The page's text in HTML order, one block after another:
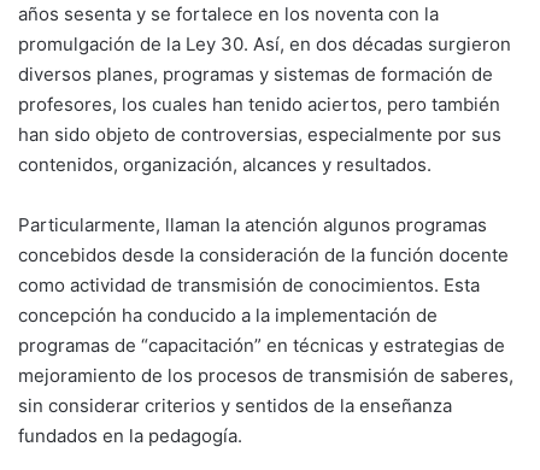
años sesenta y se fortalece en los noventa con la
promulgación de la Ley 30. Así, en dos décadas surgieron
diversos planes, programas y sistemas de formación de
profesores, los cuales han tenido aciertos, pero también
han sido objeto de controversias, especialmente por sus
contenidos, organización, alcances y resultados.
Particularmente, llaman la atención algunos programas
concebidos desde la consideración de la función docente
como actividad de transmisión de conocimientos. Esta
concepción ha conducido a la implementación de
programas de “capacitación” en técnicas y estrategias de
mejoramiento de los procesos de transmisión de saberes,
sin considerar criterios y sentidos de la enseñanza
fundados en la pedagogía.